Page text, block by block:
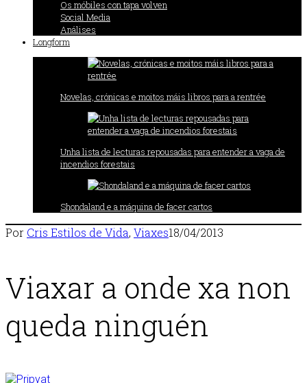
Os móbiles con tapa volven
Social Media
Análises
Longform
Novelas, crónicas e moitos máis libros para a rentrée
Unha lista de lecturas repousadas para entender a vaga de
incendios forestais
Shondaland e a máquina de facer cartos
Por Cris Estilos de Vida, Viaxes18/04/2013
Viaxar a onde xa non
queda ninguén